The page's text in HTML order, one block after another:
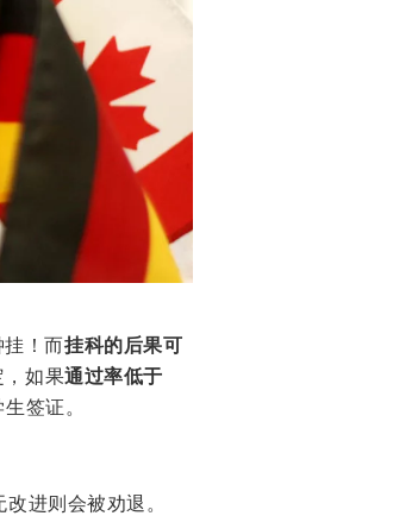
挂！而挂科的后果可
，如果通过率低于
签证。
进则会被劝退。